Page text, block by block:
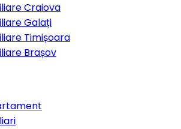
Craiova
Galați
Timișoara
Brașov